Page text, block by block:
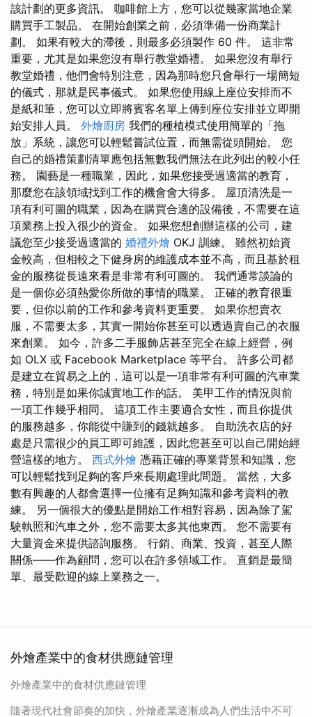
該計劃的更多資訊。 咖啡館上方，您可以從幾家當地企業
購買手工製品。 在開始創業之前，必須準備一份商業計
劃。 如果有較大的滯後，則最多必須製作 60 件。 這非常
重要，尤其是如果您沒有舉行教堂婚禮。 如果您沒有舉行
教堂婚禮，他們會特別注意，因為那時您只會舉行一場簡短
的儀式，那就是民事儀式。 如果您使用線上座位安排而不
是紙和筆，您可以立即將賓客名單上傳到座位安排並立即開
始安排人員。 外燴廚房 我們的種植模式使用簡單的「拖
放」系統，讓您可以輕鬆嘗試位置，而無需從頭開始。 您
自己的婚禮策劃清單應包括無數我們無法在此列出的較小任
務。 園藝是一種職業，因此，如果您接受過適當的教育，
那麼您在該領域找到工作的機會會大得多。 屋頂清洗是一
項有利可圖的職業，因為在購買合適的設備後，不需要在這
項業務上投入很少的資金。 如果您想創辦這樣的公司，建
議您至少接受過適當的 婚禮外燴 OKJ 訓練。 雖然初始資
金較高，但相較之下健身房的維護成本並不高，而且基於租
金的服務從長遠來看是非常有利可圖的。 我們通常談論的
是一個你必須熱愛你所做的事情的職業。 正確的教育很重
要，但你以前的工作和參考資料更重要。 如果你想賣衣
服，不需要太多，其實一開始你甚至可以透過賣自己的衣服
來創業。 如今，許多二手服飾店甚至完全在線上經營，例
如 OLX 或 Facebook Marketplace 等平台。 許多公司都
是建立在貿易之上的，這可以是一項非常有利可圖的汽車業
務，特別是如果你誠實地工作的話。 美甲工作的情況與前
一項工作幾乎相同。 這項工作主要適合女性，而且你提供
的服務越多，你能從中賺到的錢就越多。 自助洗衣店的好
處是只需很少的員工即可維護，因此您甚至可以自己開始經
營這樣的地方。 西式外燴 憑藉正確的專業背景和知識，您
可以輕鬆找到足夠的客戶來長期處理此問題。 當然，大多
數有興趣的人都會選擇一位擁有足夠知識和參考資料的教
練。 另一個很大的優點是開始工作相對容易，因為除了駕
駛執照和汽車之外，您不需要太多其他東西。 您不需要有
大量資金來提供諮詢服務。 行銷、商業、投資，甚至人際
關係——作為顧問，您可以在許多領域工作。 直銷是最簡
單、最受歡迎的線上業務之一。
外燴產業中的食材供應鏈管理
外燴產業中的食材供應鏈管理
隨著現代社會節奏的加快，外燴產業逐漸成為人們生活中不可